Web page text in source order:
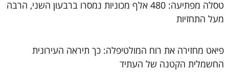
טסלה מפתיעה: 480 אלף מכוניות נמסרו ברבעון השני, הרבה
מעל התחזיות
פיאט מחזירה את רוח המולטיפלה: כך תיראה העירונית
החשמלית הקטנה של העתיד